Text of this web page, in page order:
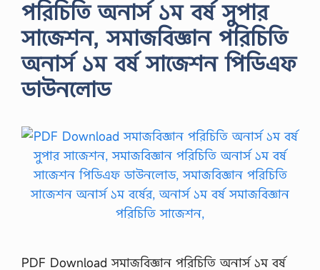
পরিচিতি অনার্স ১ম বর্ষ সুপার
সাজেশন, সমাজবিজ্ঞান পরিচিতি
অনার্স ১ম বর্ষ সাজেশন পিডিএফ
ডাউনলোড
PDF Download সমাজবিজ্ঞান পরিচিতি অনার্স ১ম বর্ষ